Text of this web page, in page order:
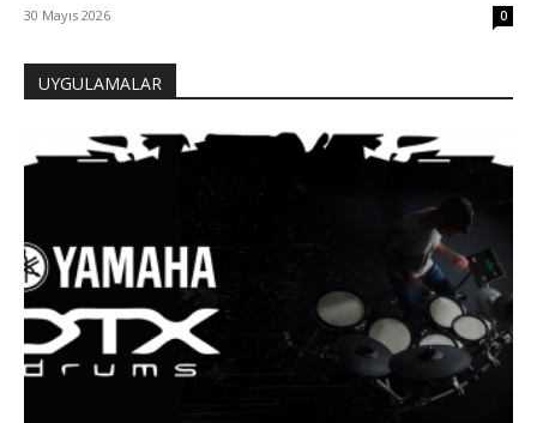
30 Mayıs 2026 0
UYGULAMALAR